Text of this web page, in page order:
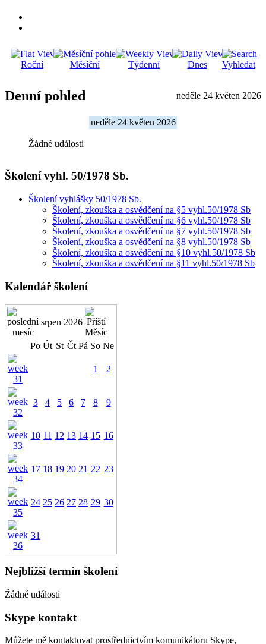
Roční Měsíční Týdenní Dnes Vyhledat
Denní pohled neděle 24 květen 2026
neděle 24 květen 2026
Žádné události
Školení vyhl. 50/1978 Sb.
Školení vyhlášky 50/1978 Sb.
Školení, zkouška a osvědčení na §5 vyhl.50/1978 Sb
Školení, zkouška a osvědčení na §6 vyhl.50/1978 Sb
Školení, zkouška a osvědčení na §7 vyhl.50/1978 Sb
Školení, zkouška a osvědčení na §8 vyhl.50/1978 Sb
Školení, zkouška a osvědčení na §10 vyhl.50/1978 Sb
Školení, zkouška a osvědčení na §11 vyhl.50/1978 Sb
Kalendář školení
srpen 2026
Po Út St Čt Pá So Ne
1 2
3 4 5 6 7 8 9
10 11 12 13 14 15 16
17 18 19 20 21 22 23
24 25 26 27 28 29 30
31
Nejbližší termín školení
Žádné události
Skype kontakt
Můžete mě kontaktovat prostřednictvím komunikátoru Skype,